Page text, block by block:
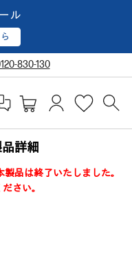
ル
830-130
詳細
品は終了いたしました。
さい。